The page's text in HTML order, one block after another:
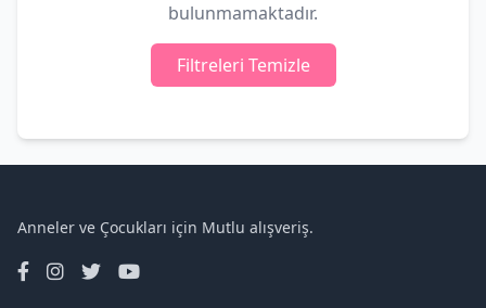
bulunmamaktadır.
Filtreleri Temizle
Anneler ve Çocukları için Mutlu alışveriş.